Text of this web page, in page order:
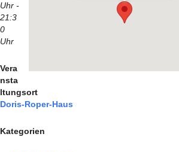
Uhr -
21:3
0
Uhr
Vera
nsta
ltungsort
Doris-Roper-Haus
Kategorien